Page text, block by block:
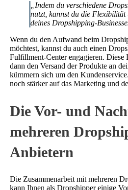
„Indem du verschiedene
nutzt, kannst du die Flexibilität
deines Dropshipping-
Wenn du den Aufwand beim
möchtest, kannst du auch einen
Fulfillment-Center engagieren. Diese
dann den Versand der Produkte an
kümmern sich um den
noch stärker auf das Marketing und
Die Vor- und
mehreren
Anbietern
Die Zusammenarbeit mit mehreren
kann Ihnen als Dropshipper einige